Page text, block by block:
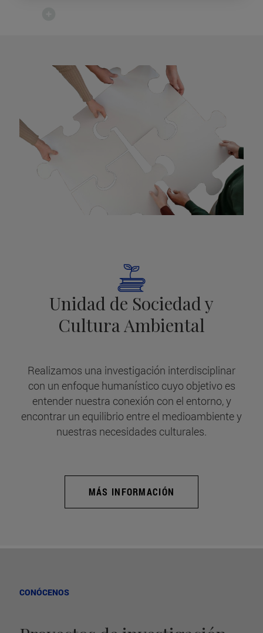
Unidad de Sociedad y
Cultura Ambiental
Realizamos una investigación interdisciplinar
con un enfoque humanístico cuyo objetivo es
entender nuestra conexión con el entorno, y
encontrar un equilibrio entre el medioambiente y
nuestras necesidades culturales.
MÁS INFORMACIÓN
CONÓCENOS